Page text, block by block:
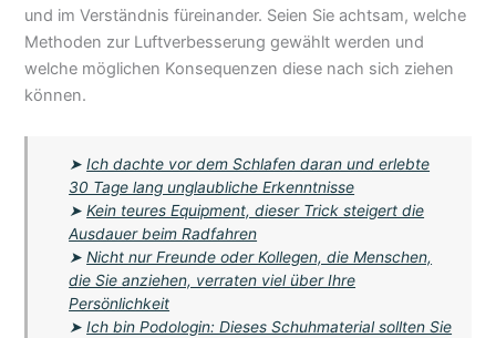
und im Verständnis füreinander. Seien Sie achtsam, welche
Methoden zur Luftverbesserung gewählt werden und
welche möglichen Konsequenzen diese nach sich ziehen
können.
➤Ich dachte vor dem Schlafen daran und erlebte
30 Tage lang unglaubliche Erkenntnisse
➤Kein teures Equipment, dieser Trick steigert die
Ausdauer beim Radfahren
➤Nicht nur Freunde oder Kollegen, die Menschen,
die Sie anziehen, verraten viel über Ihre
Persönlichkeit
➤Ich bin Podologin: Dieses Schuhmaterial sollten Sie